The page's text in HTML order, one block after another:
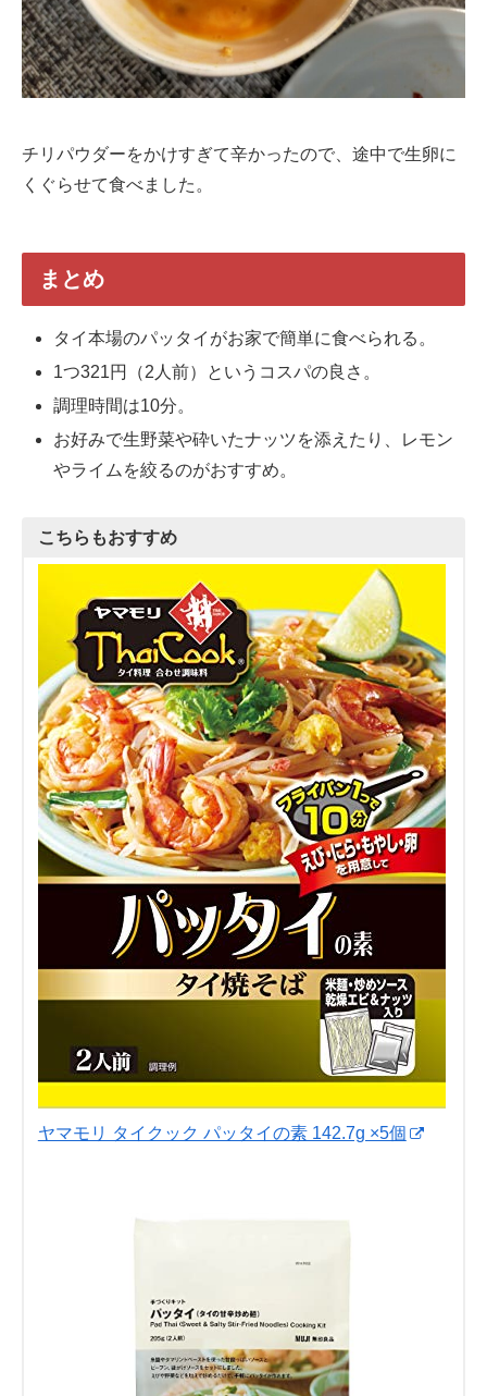
チリパウダーをかけすぎて辛かったので、途中で生卵に
くぐらせて食べました。
まとめ
タイ本場のパッタイがお家で簡単に食べられる。
1つ321円（2人前）というコスパの良さ。
調理時間は10分。
お好みで生野菜や砕いたナッツを添えたり、レモン
やライムを絞るのがおすすめ。
こちらもおすすめ
ヤマモリ タイクック パッタイの素 142.7g ×5個